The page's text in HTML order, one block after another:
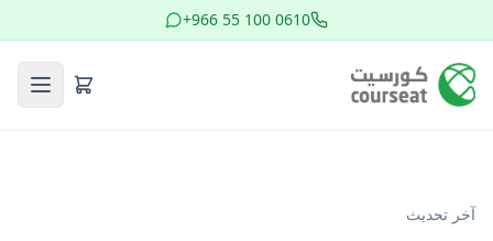
+966 55 100 0610
آخر تحديث